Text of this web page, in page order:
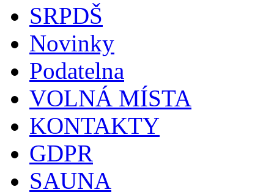
SRPDŠ
Novinky
Podatelna
VOLNÁ MÍSTA
KONTAKTY
GDPR
SAUNA